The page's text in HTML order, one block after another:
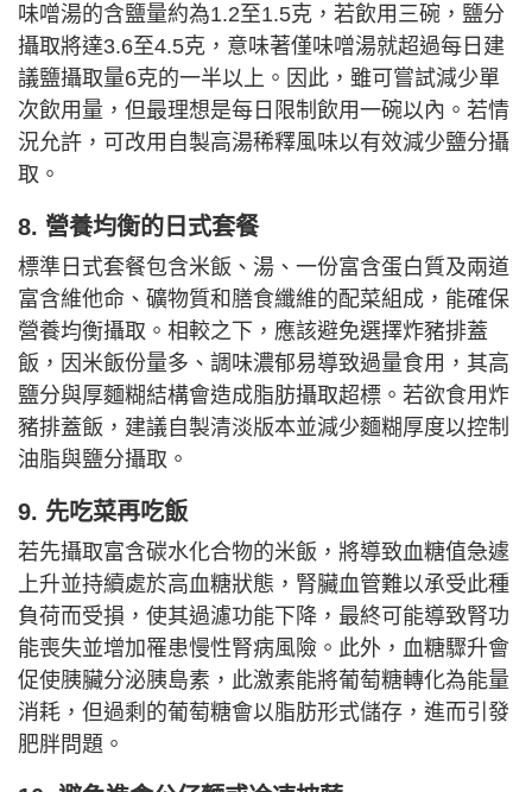
味噌湯的含鹽量約為1.2至1.5克，若飲用三碗，鹽分
攝取將達3.6至4.5克，意味著僅味噌湯就超過每日建
議鹽攝取量6克的一半以上。因此，雖可嘗試減少單
次飲用量，但最理想是每日限制飲用一碗以內。若情
況允許，可改用自製高湯稀釋風味以有效減少鹽分攝
取。
8. 營養均衡的日式套餐
標準日式套餐包含米飯、湯、一份富含蛋白質及兩道
富含維他命、礦物質和膳食纖維的配菜組成，能確保
營養均衡攝取。相較之下，應該避免選擇炸豬排蓋
飯，因米飯份量多、調味濃郁易導致過量食用，其高
鹽分與厚麵糊結構會造成脂肪攝取超標。若欲食用炸
豬排蓋飯，建議自製清淡版本並減少麵糊厚度以控制
油脂與鹽分攝取。
9. 先吃菜再吃飯
若先攝取富含碳水化合物的米飯，將導致血糖值急遽
上升並持續處於高血糖狀態，腎臟血管難以承受此種
負荷而受損，使其過濾功能下降，最終可能導致腎功
能喪失並增加罹患慢性腎病風險。此外，血糖驟升會
促使胰臟分泌胰島素，此激素能將葡萄糖轉化為能量
消耗，但過剩的葡萄糖會以脂肪形式儲存，進而引發
肥胖問題。